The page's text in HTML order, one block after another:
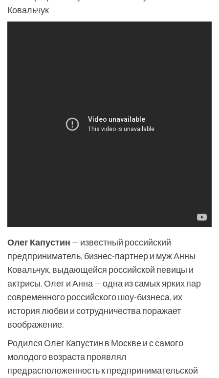
Олег Капустин — известный российский
предприниматель, бизнес-партнер и муж Анны
Ковальчук, выдающейся российской певицы и
актрисы. Олег и Анна — одна из самых ярких пар
современного российского шоу-бизнеса, их
история любви и сотрудничества поражает
воображение.
Родился Олег Капустин в Москве и с самого
молодого возраста проявлял
предрасположенность к предпринимательской